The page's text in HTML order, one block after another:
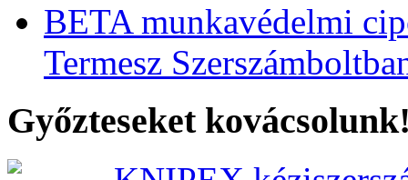
BETA munkavédelmi
Termesz
Győzteseket